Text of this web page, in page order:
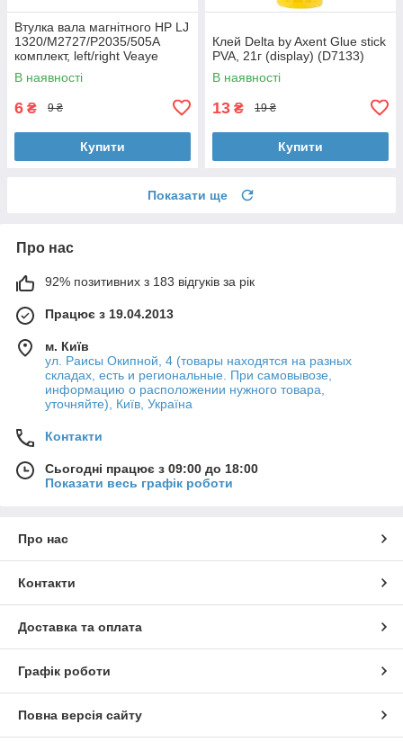
Втулка вала магнітного HP LJ
1320/M2727/P2035/505A
комплект, left/right Veaye
(BSHMR-505U-VE)
В наявності
6 ₴ 9 ₴
Купити
Клей Delta by Axent Glue stick
PVA, 21г (display) (D7133)
В наявності
13 ₴ 19 ₴
Купити
Показати ще
Про нас
92% позитивних з 183 відгуків за рік
Працює з 19.04.2013
м. Київ
ул. Раисы Окипной, 4 (товары находятся на разных
складах, есть и региональные. При самовывозе,
информацию о расположении нужного товара,
уточняйте), Київ, Україна
Контакти
Сьогодні працює з 09:00 до 18:00
Показати весь графік роботи
Про нас
Контакти
Доставка та оплата
Графік роботи
Повна версія сайту